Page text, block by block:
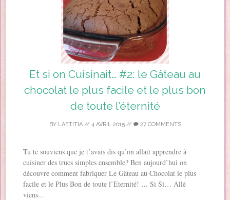
Et si on Cuisinait… #2: le Gâteau au
chocolat le plus facile et le plus bon
de toute l’éternité
BY LAETITIA// 4 AVRIL 2015// 27 COMMENTS
Tu te souviens que je t’avais dis qu’on allait apprendre à
cuisiner des trucs simples ensemble? Ben aujourd’hui on
découvre comment fabriquer Le Gâteau au Chocolat le plus
facile et le Plus Bon de toute l’Eternité! ... Si Si… Allé
viens...